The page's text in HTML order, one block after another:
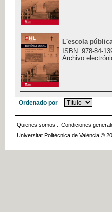
L'escola
ISBN: 978-84-
Archivo
Ordenado por
Quienes somos :: Condiciones
Universitat Politècnica de València ©